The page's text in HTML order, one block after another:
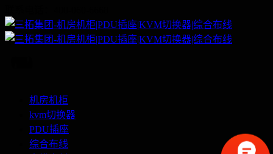
机房机柜
kvm切换器
PDU插座
综合布线